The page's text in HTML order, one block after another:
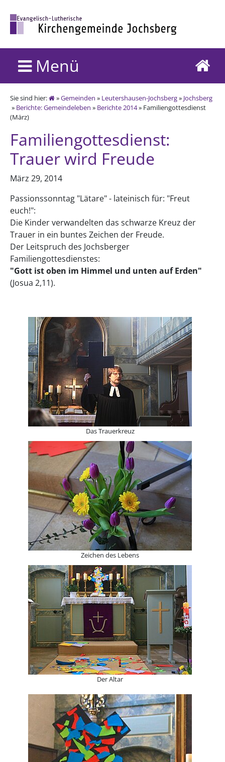
Menü
Sie sind hier: »Gemeinden » Leutershausen-Jochsberg» Jochsberg
» Berichte: Gemeindeleben » Berichte 2014» Familiengottesdienst
(März)
Familiengottesdienst:
Trauer wird Freude
März 29, 2014
Passionssonntag "Lätare" - lateinisch für: "Freut
euch!":
Die Kinder verwandelten das schwarze Kreuz der
Trauer in ein buntes Zeichen der Freude.
Der Leitspruch des Jochsberger
Familiengottesdienstes:
"Gott ist oben im Himmel und unten auf Erden"
(Josua 2,11).
Das Trauerkreuz
Zeichen des Lebens
Der Altar